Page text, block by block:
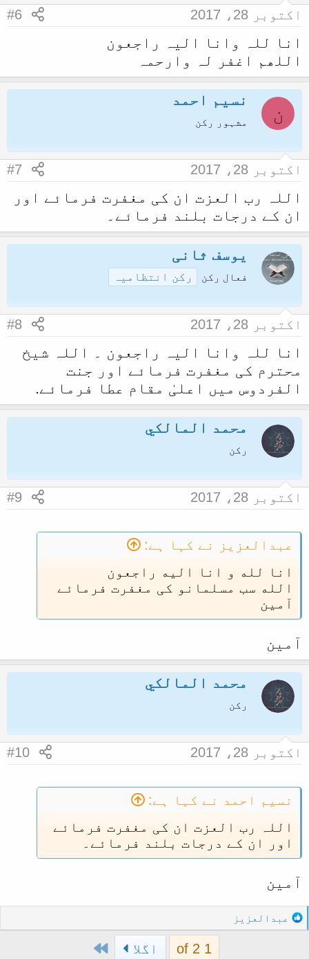
اکتوبر 28، 2017 #6
انا للہ وانا الیہ راجعون
اللھم اغفر لہ وارحمہ
ن
نسیم احمد
مشہور رکن
اکتوبر 28، 2017 #7
اللہ رب العزت ان کی مغفرت فرمائے اور
ان کے درجات بلند فرمائے۔
یوسف ثانی
فعال رکن رکن انتظامیہ
اکتوبر 28، 2017 #8
انا للہ وانا الیہ راجعون ۔ اللہ شیخ
محترم کی مغفرت فرمائے اور جنت
الفردوس میں اعلیٰ مقام عطا فرمائے.
محمد المالكي
رکن
اکتوبر 28، 2017 #9
عبدالعزيز نے کہا ہے:
انا لله و انا اليه راجعون
الله سب مسلمانو کی مغفرت فرمائے
آمین
آمین
محمد المالكي
رکن
اکتوبر 28، 2017 #10
نسیم احمد نے کہا ہے:
اللہ رب العزت ان کی مغفرت فرمائے
اور ان کے درجات بلند فرمائے۔
آمین
R
e
عبدالعزيز
1 of 2 اگلا Last